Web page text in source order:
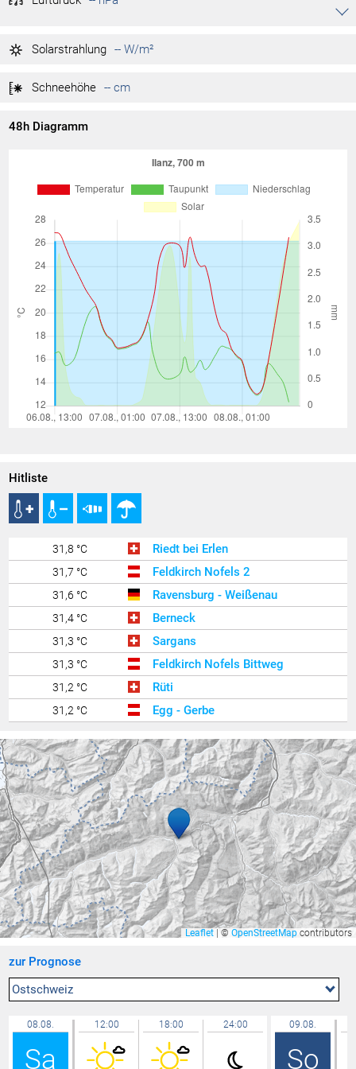
Akkordeon auf-/zuklappen
-- hPa
Tag max.
Solarstrahlung -- W/m²
Schneehöhe -- cm
48h Diagramm
Hitliste
31,8 °C Riedt bei Erlen
31,7 °C Feldkirch Nofels 2
31,6 °C Ravensburg - Weißenau
31,4 °C Berneck
31,3 °C Sargans
31,3 °C Feldkirch Nofels Bittweg
31,2 °C Rüti
31,2 °C Egg - Gerbe
31,1 °C Buchs / Aarau
30,9 °C Gamprin
30,9 °C Bassersdorf
30,9 °C Feldkirch Nofels Nord
30,8 °C Mauren
30,8 °C Uttwil
30,8 °C Seewis Schmitten
30,7 °C Lütschbach
30,7 °C Balzers Oksaboda
30,7 °C
30,6 °C
30,6 °C Mels
30,6 °C Amriswil
Leaflet © OpenStreetMap contributors
zur Prognose
Ostschweiz
08.08.
Sa
12:00 18:00 24:00 09.08.
So